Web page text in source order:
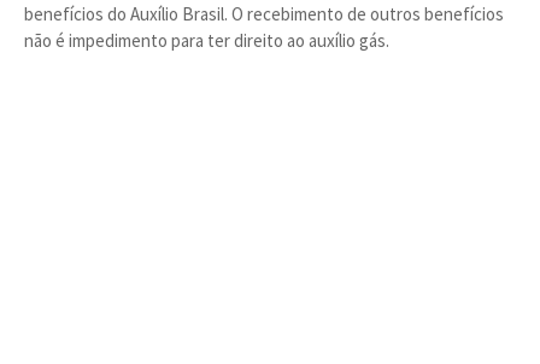
benefícios do Auxílio Brasil. O recebimento de outros benefícios
não é impedimento para ter direito ao auxílio gás.